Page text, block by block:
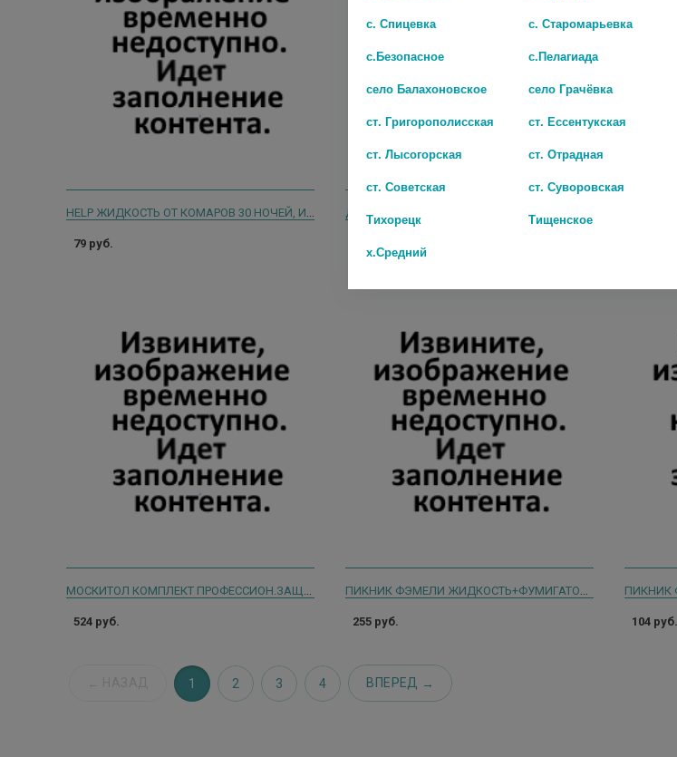
HELP ЖИДКОСТЬ ОТ КОМАРОВ 30 НОЧЕЙ, ИНСЕКТИЦИДНАЯ (272504)
79 руб.
ДЭТА БЕБИ АЭРОЗОЛЬ ОТ КОМАРОВ 100МЛ.
524 руб. 255 руб. 104 руб.
1 2 3 4 ВПЕРЕД
с. Спицевка
с. Старомарьевка
с.Безопасное
с.Пелагиада
село Балахоновское
село Грачёвка
ст. Григорополисская
ст. Ессентукская
ст. Лысогорская
ст. Отрадная
ст. Советская
ст. Суворовская
Тихорецк
Тищенское
х.Средний